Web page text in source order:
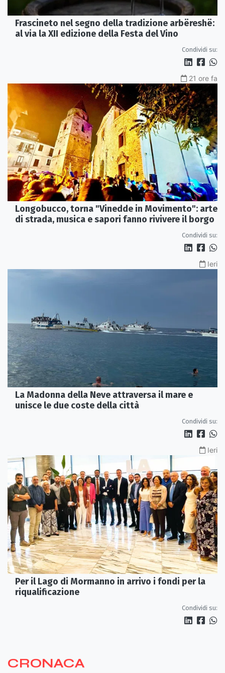
Frascineto nel segno della tradizione arbëreshë:
al via la XII edizione della Festa del Vino
Condividi su:
21 ore fa
Longobucco, torna "Vinedde in Movimento": arte
di strada, musica e sapori fanno rivivere il borgo
Condividi su:
Ieri
La Madonna della Neve attraversa il mare e
unisce le due coste della città
Condividi su:
Ieri
Per il Lago di Mormanno in arrivo i fondi per la
riqualificazione
Condividi su:
CRONACA